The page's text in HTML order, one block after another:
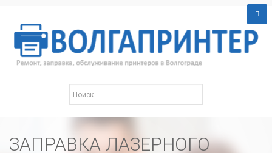
ЗАПРАВКА ЛАЗЕРНОГО